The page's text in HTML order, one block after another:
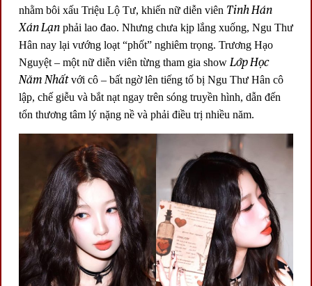
nhằm bôi xấu Triệu Lộ Tư, khiến nữ diễn viên Tinh Hán
Xán Lạn phải lao đao. Nhưng chưa kịp lắng xuống, Ngu Thư
Hân nay lại vướng loạt “phốt” nghiêm trọng. Trương Hạo
Nguyệt – một nữ diễn viên từng tham gia show Lớp Học
Năm Nhấtvới cô – bất ngờ lên tiếng tố bị Ngu Thư Hân cô
lập, chế giễu và bắt nạt ngay trên sóng truyền hình, dẫn đến
tổn thương tâm lý nặng nề và phải điều trị nhiều năm.